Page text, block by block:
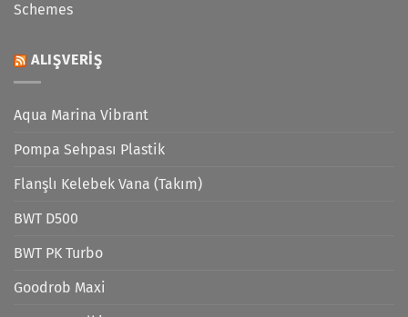
Schemes
ALIŞVERIŞ
Aqua Marina Vibrant
Pompa Sehpası Plastik
Flanşlı Kelebek Vana (Takım)
BWT D500
BWT PK Turbo
Goodrob Maxi